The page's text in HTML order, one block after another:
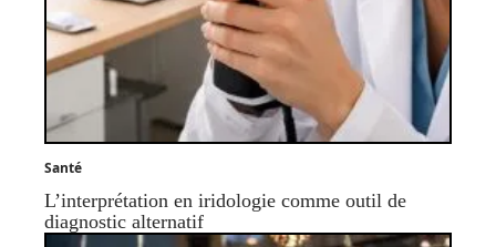
Santé
L’interprétation en iridologie comme outil de
diagnostic alternatif